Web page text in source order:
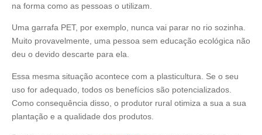
na forma como as pessoas o utilizam.
Uma garrafa PET, por exemplo, nunca vai parar no rio sozinha.
Muito provavelmente, uma pessoa sem educação ecológica não
deu o devido descarte para ela.
Essa mesma situação acontece com a plasticultura. Se o seu
uso for adequado, todos os benefícios são potencializados.
Como consequência disso, o produtor rural otimiza a sua a sua
plantação e a qualidade dos produtos.